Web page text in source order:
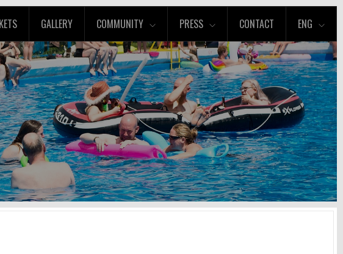
GALLERY COMMUNITY PRESS CONTACT ENG